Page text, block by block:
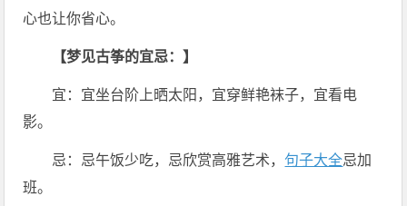
心也让你省心。
【梦见古筝的宜忌：】
宜：宜坐台阶上晒太阳，宜穿鲜艳袜子，宜看电
影。
忌：忌午饭少吃，忌欣赏高雅艺术， 句子大全忌加
班。